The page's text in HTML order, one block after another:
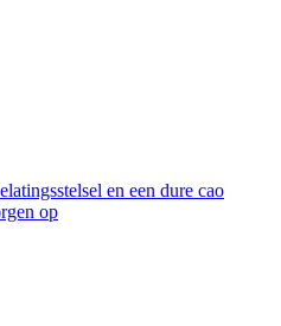
en een dure cao
op